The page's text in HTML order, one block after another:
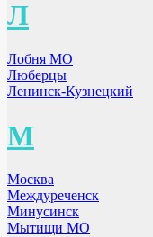
Л
Лобня МО
Люберцы
Ленинск-Кузнецкий
М
Москва
Междуреченск
Минусинск
Мытищи МО